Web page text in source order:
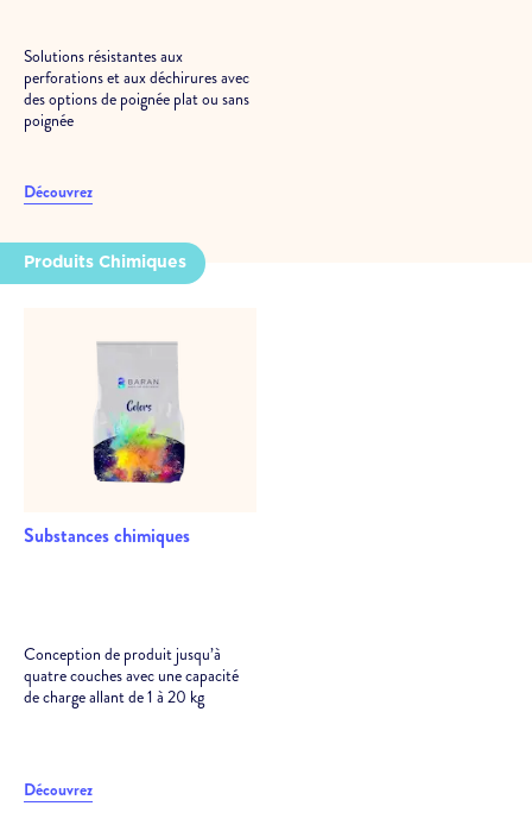
Solutions résistantes aux
perforations et aux déchirures avec
des options de poignée plat ou sans
poignée
Découvrez
Produits Chimiques
Substances chimiques
Conception de produit jusqu’à
quatre couches avec une capacité
de charge allant de 1 à 20 kg
Découvrez